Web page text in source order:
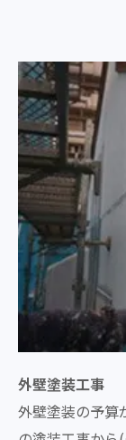
外壁塗装工事
外壁塗装の予算